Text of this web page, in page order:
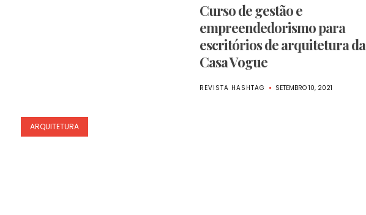
ARQUITETURA
Curso de gestão e
empreendedorismo para
escritórios de arquitetura da
Casa Vogue
REVISTA HASHTAG SETEMBRO 10, 2021